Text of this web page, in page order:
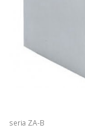
seria ZA-B